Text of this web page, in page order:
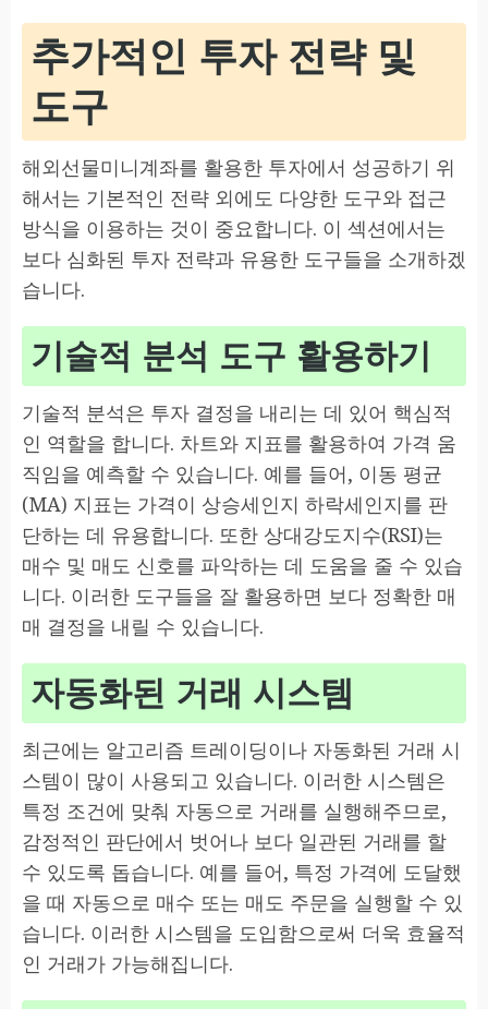
추가적인 투자 전략 및
도구
해외선물미니계좌를 활용한 투자에서 성공하기 위
해서는 기본적인 전략 외에도 다양한 도구와 접근
방식을 이용하는 것이 중요합니다. 이 섹션에서는
보다 심화된 투자 전략과 유용한 도구들을 소개하겠
습니다.
기술적 분석 도구 활용하기
기술적 분석은 투자 결정을 내리는 데 있어 핵심적
인 역할을 합니다. 차트와 지표를 활용하여 가격 움
직임을 예측할 수 있습니다. 예를 들어, 이동 평균
(MA) 지표는 가격이 상승세인지 하락세인지를 판
단하는 데 유용합니다. 또한 상대강도지수(RSI)는
매수 및 매도 신호를 파악하는 데 도움을 줄 수 있습
니다. 이러한 도구들을 잘 활용하면 보다 정확한 매
매 결정을 내릴 수 있습니다.
자동화된 거래 시스템
최근에는 알고리즘 트레이딩이나 자동화된 거래 시
스템이 많이 사용되고 있습니다. 이러한 시스템은
특정 조건에 맞춰 자동으로 거래를 실행해주므로,
감정적인 판단에서 벗어나 보다 일관된 거래를 할
수 있도록 돕습니다. 예를 들어, 특정 가격에 도달했
을 때 자동으로 매수 또는 매도 주문을 실행할 수 있
습니다. 이러한 시스템을 도입함으로써 더욱 효율적
인 거래가 가능해집니다.